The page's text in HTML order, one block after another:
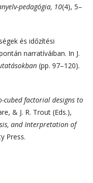
pedagógia, 10(4), 5–
és időzítési
narratíváiban. In J.
(pp. 97–120).
cubed factorial designs to
& J. R. Trout (Eds.),
and Interpretation of
Press.